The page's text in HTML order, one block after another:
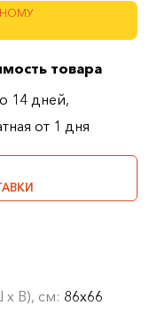
товара
14 дней,
от 1 дня
В), см: 86х66